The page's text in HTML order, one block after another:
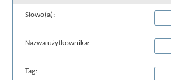
Słowo(a):
Nazwa użytkownika:
Tag: